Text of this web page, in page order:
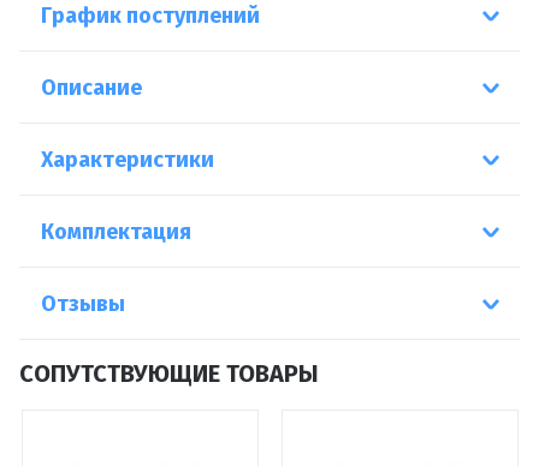
График поступлений
Описание
Характеристики
Комплектация
Отзывы
СОПУТСТВУЮЩИЕ ТОВАРЫ